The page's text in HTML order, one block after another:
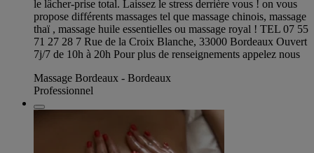
le lâcher-prise total. Laissez le stress derrière vous ! on vous
propose différents massages tel que massage chinois, massage
thaï , massage huile essentielles ou massage royal ! TEL 07 55
71 27 28 7 Rue de la Croix Blanche, 33000 Bordeaux Ouvert
7j/7 de 10h à 20h Pour plus de renseignements appelez nous
Massage Bordeaux - Bordeaux
Professionnel